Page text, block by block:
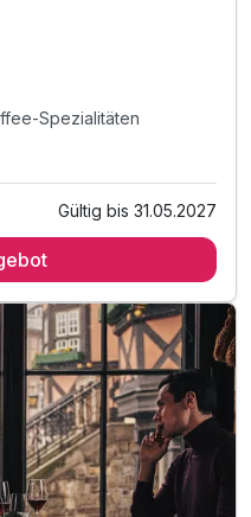
Spezialitäten
Spezialitäten
Minibar
& des Whirlpools
ROSA
Gültig bis 31.05.2027